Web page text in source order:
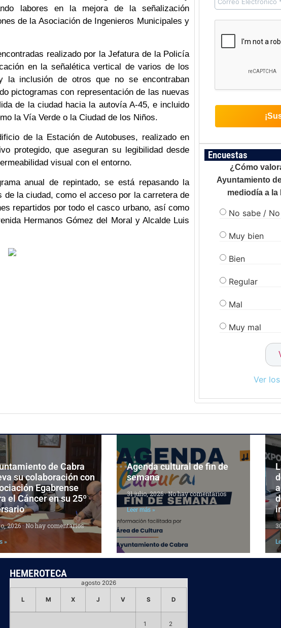
labores en la mejora de la señalización
de la Asociación de Ingenieros Municipales y
realizado por la Jefatura de la Policía
en la señalética vertical de varios de los
la inclusión de otros que no se encontraban
pictogramas con representación de las nuevas
de la ciudad hacia la autovía A-45, e incluido
la Vía Verde o la Ciudad de los Niños.
de la Estación de Autobuses, realizado en
protegido, que aseguran su legibilidad desde
visual con el entorno.
anual de repintado, se está repasando la
la ciudad, como el acceso por la carretera de
repartidos por todo el casco urbano, así como
Hermanos Gómez del Moral y Alcalde Luis
Encuestas
¿Cómo
Ayuntamiento
mediodía a la
No sabe /
Muy bien
Bien
Regular
Mal
Muy mal
Ver
de Cabra
su colaboración con
Egabrense
el Cáncer en su 25º
2026 No hay comentarios
»
Agenda cultural de fin de
semana
31 julio, 2026No hay comentarios
Leer más »
HEMEROTECA
agosto 2026
L M X J V S D
1 2